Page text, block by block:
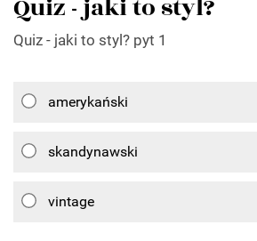
Quiz - jaki to styl?
Quiz - jaki to styl? pyt 1
amerykański
skandynawski
vintage